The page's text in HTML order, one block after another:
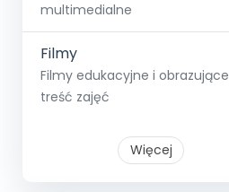
multimedialne
Filmy
Filmy edukacyjne i obrazujące
treść zajęć
Więcej